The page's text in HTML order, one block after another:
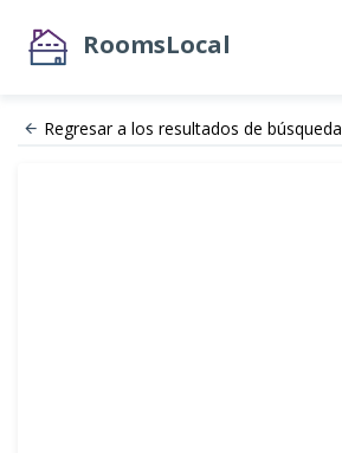
RoomsLocal
Regresar a los resultados de búsqueda